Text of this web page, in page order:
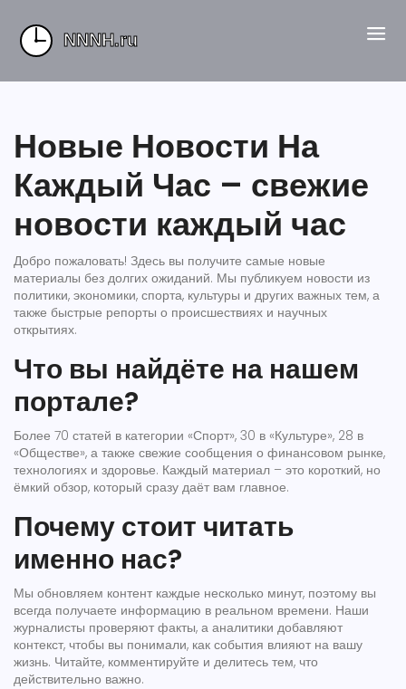
Новые Новости На
Каждый Час – свежие
новости каждый час
Добро пожаловать! Здесь вы получите самые новые
материалы без долгих ожиданий. Мы публикуем новости из
политики, экономики, спорта, культуры и других важных тем, а
также быстрые репорты о происшествиях и научных
открытиях.
Что вы найдёте на нашем
портале?
Более 70 статей в категории «Спорт», 30 в «Культуре», 28 в
«Обществе», а также свежие сообщения о финансовом рынке,
технологиях и здоровье. Каждый материал – это короткий, но
ёмкий обзор, который сразу даёт вам главное.
Почему стоит читать
именно нас?
Мы обновляем контент каждые несколько минут, поэтому вы
всегда получаете информацию в реальном времени. Наши
журналисты проверяют факты, а аналитики добавляют
контекст, чтобы вы понимали, как события влияют на вашу
жизнь. Читайте, комментируйте и делитесь тем, что
действительно важно.